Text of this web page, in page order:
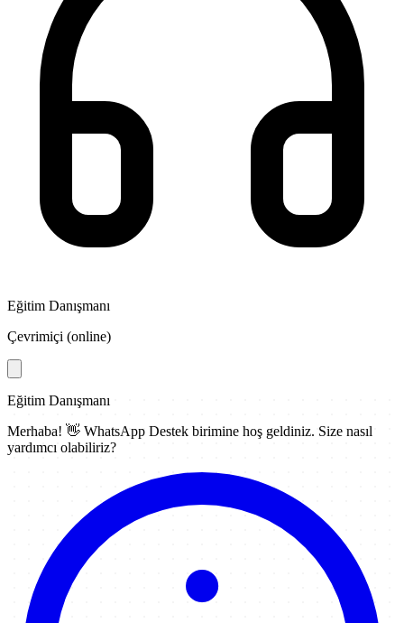
Eğitim Danışmanı
Çevrimiçi (online)
Eğitim Danışmanı
Merhaba! 👋 WhatsApp Destek birimine hoş geldiniz. Size nasıl
yardımcı olabiliriz?